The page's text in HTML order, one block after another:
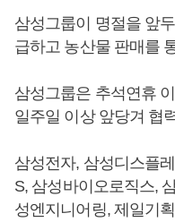
삼성그룹이 명절을 앞
급하고 농산물 판매를
삼성그룹은 추석연휴
일주일 이상 앞당겨 협
삼성전자, 삼성디스플
S, 삼성바이오로직스,
성엔지니어링, 제일기